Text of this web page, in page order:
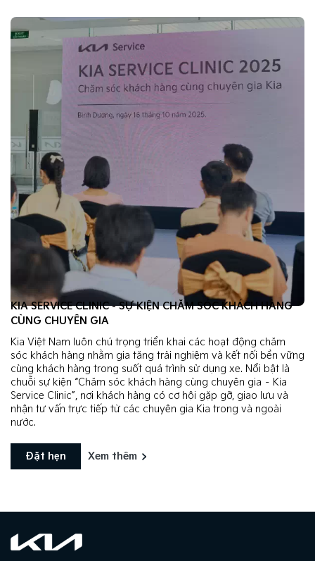
KIA SERVICE CLINIC - SỰ KIỆN CHĂM SÓC KHÁCH HÀNG
CÙNG CHUYÊN GIA
Kia Việt Nam luôn chú trọng triển khai các hoạt động chăm
sóc khách hàng nhằm gia tăng trải nghiệm và kết nối bền vững
cùng khách hàng trong suốt quá trình sử dụng xe. Nổi bật là
chuỗi sự kiện “Chăm sóc khách hàng cùng chuyên gia – Kia
Service Clinic”, nơi khách hàng có cơ hội gặp gỡ, giao lưu và
nhận tư vấn trực tiếp từ các chuyên gia Kia trong và ngoài
nước.
Đặt hẹn Xem thêm